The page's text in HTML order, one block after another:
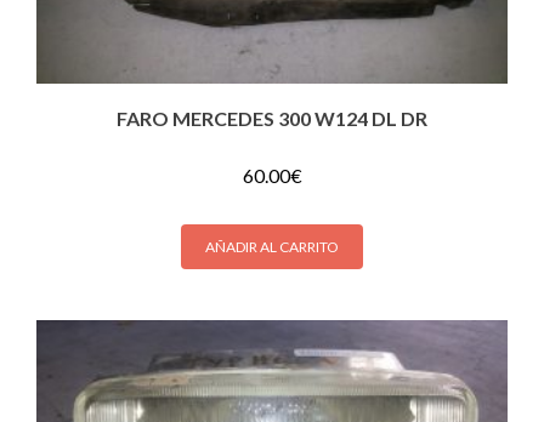
FARO MERCEDES 300 W124 DL DR
60.00€
AÑADIR AL CARRITO